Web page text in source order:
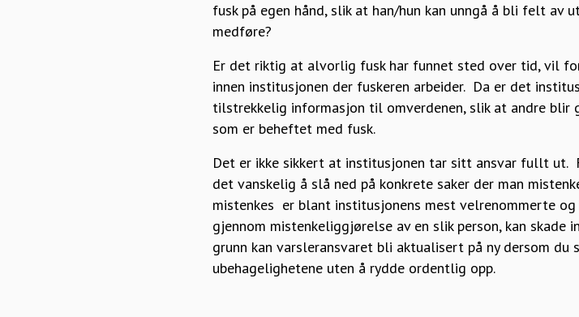
fusk på egen hånd, slik at han/hun kan unngå å bli felt av
medføre?
Er det riktig at alvorlig fusk har funnet sted over tid, vil
innen institusjonen der fuskeren arbeider. Da er det
tilstrekkelig informasjon til omverdenen, slik at andre
som er beheftet med fusk.
Det er ikke sikkert at institusjonen tar sitt ansvar fullt ut.
det vanskelig å slå ned på konkrete saker der man
mistenkes er blant institusjonens mest velrenommerte og
gjennom mistenkeliggjørelse av en slik person, kan
grunn kan varsleransvaret bli aktualisert på ny dersom du
ubehagelighetene uten å rydde ordentlig opp.